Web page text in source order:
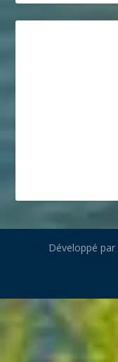
Développé par